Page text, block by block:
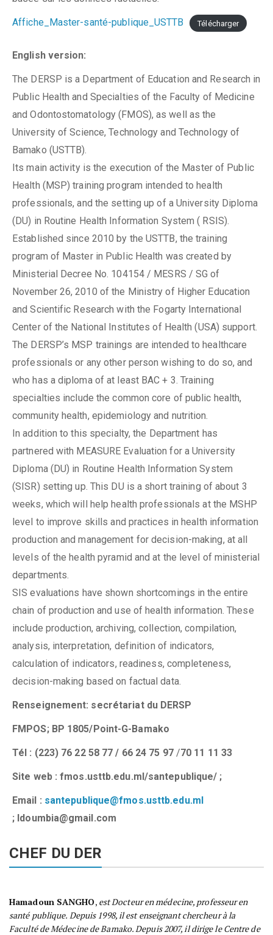
Affiche_Master-santé-publique_USTTB Télécharger
English version:
The DERSP is a Department of Education and Research in
Public Health and Specialties of the Faculty of Medicine
and Odontostomatology (FMOS), as well as the
University of Science, Technology and Technology of
Bamako (USTTB).
Its main ​​activity is the execution of the Master of Public
Health (MSP) training program intended to health
professionals, and the setting up of a University Diploma
(DU) in Routine Health Information System ( RSIS).
Established since 2010 by the USTTB, the training
program of Master in Public Health was created by
Ministerial Decree No. 104154 / MESRS / SG of
November 26, 2010 of the Ministry of Higher Education
and Scientific Research with the Fogarty International
Center of the National Institutes of Health (USA) support.
The DERSP’s MSP trainings are intended to healthcare
professionals or any other person wishing to do so, and
who has a diploma of at least BAC + 3. Training
specialties include the common core of public health,
community health, epidemiology and nutrition.
In addition to this specialty, the Department has
partnered with MEASURE Evaluation for a University
Diploma (DU) in Routine Health Information System
(SISR) setting up. This DU is a short training of about 3
weeks, which will help health professionals at the MSHP
level to improve skills and practices in health information
production and management for decision-making, at all
levels of the health pyramid and at the level of ministerial
departments.
SIS evaluations have shown shortcomings in the entire
chain of production and use of health information. These
include production, archiving, collection, compilation,
analysis, interpretation, definition of indicators,
calculation of indicators, readiness, completeness,
decision-making based on factual data.
Renseignement: secrétariat du DERSP
FMPOS; BP 1805/Point-G-Bamako
Tél : (223) 76 22 58 77 / 66 24 75 97/70 11 11 33
Site web :fmos.usttb.edu.ml/santepublique/ ;
Email : santepublique@fmos.usttb.edu.ml
; ldoumbia@gmail.com
CHEF DU DER
Hamadoun SANGHO, est Docteur en médecine, professeur en
santé publique. Depuis 1998, il est enseignant chercheur à la
Faculté de Médecine de Bamako. Depuis 2007, il dirige le Centre de